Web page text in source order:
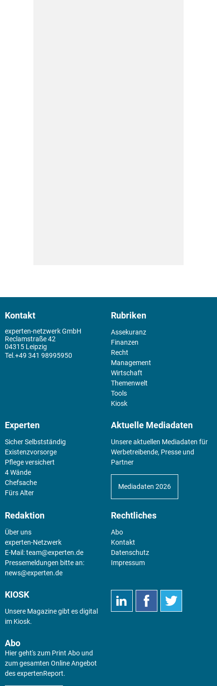
Kontakt
experten-netzwerk GmbH
Reclamstraße 42
04315 Leipzig
+49 341 98995950
Rubriken
Assekuranz
Finanzen
Recht
Management
Wirtschaft
Themenwelt
Tools
Kiosk
Experten
Sicher Selbstständig
Existenz­vorsorge
Pflege versichert
4 Wände
Chefsache
Fürs Alter
Aktuelle Mediadaten
Unsere aktuellen Mediadaten für
Werbetreibende, Presse und
Partner
Mediadaten 2026
Redaktion
Über uns
experten-Netzwerk
E-Mail:team@experten.de
Pressemeldungen bitte an:
news@experten.de
Rechtliches
Abo
Kontakt
Datenschutz
Impressum
KIOSK
Unsere Magazine gibt es digital
im Kiosk.
Abo
Hier geht's zum Print Abo und
zum gesamten Online Angebot
des expertenReport.